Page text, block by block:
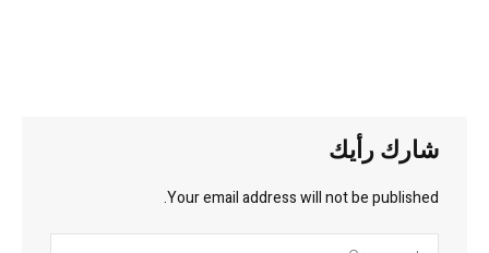
شارك رأيك
Your email address will not be published.